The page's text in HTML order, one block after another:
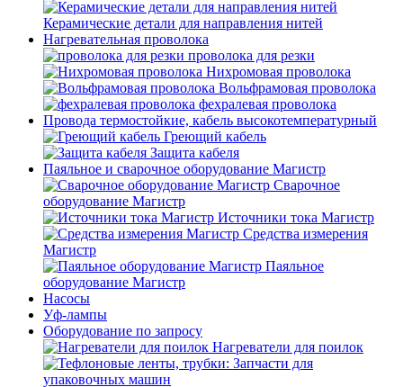
Керамические детали для направления нитей
Нагревательная проволока
проволока для резки
Нихромовая проволока
Вольфрамовая проволока
фехралевая проволока
Провода термостойкие, кабель высокотемпературный
Греющий кабель
Защита кабеля
Паяльное и сварочное оборудование Магистр
Сварочное
оборудование Магистр
Источники тока Магистр
Средства измерения
Магистр
Паяльное
оборудование Магистр
Насосы
Уф-лампы
Оборудование по запросу
Нагреватели для поилок